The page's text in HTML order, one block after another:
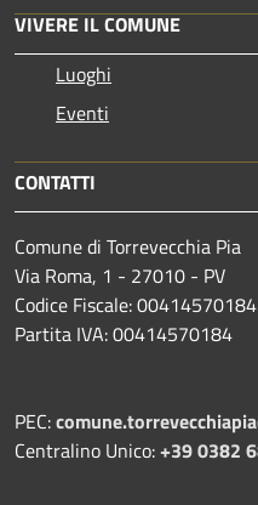
VIVERE IL COMUNE
Luoghi
Eventi
CONTATTI
Comune di Torrevecchia Pia
Via Roma, 1 - 27010 - PV
Codice Fiscale: 00414570184
Partita IVA: 00414570184
PEC:
Centralino Unico:+39 0382